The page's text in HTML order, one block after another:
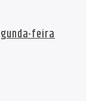
feira